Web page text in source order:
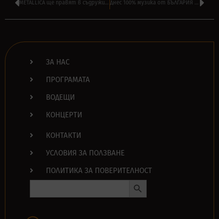
METALLICA ще правят в съдружие с ‘BURTON’ сноубордове и чанти Днес 100% музика от БЪЛГАРИЯ в нашата РОК програма по РАДИОТО
ЗА НАС
ПРОГРАМАТА
ВОДЕЩИ
КОНЦЕРТИ
КОНТАКТИ
УСЛОВИЯ ЗА ПОЛЗВАНЕ
ПОЛИТИКА ЗА ПОВЕРИТЕЛНОСТ
Search
Search Button